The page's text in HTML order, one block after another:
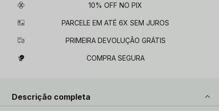
10% OFF NO PIX
PARCELE EM ATÉ 6X SEM JUROS
PRIMEIRA DEVOLUÇÃO GRÁTIS
COMPRA SEGURA
Descrição completa